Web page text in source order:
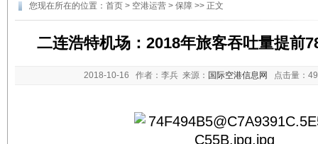
您现在所在的位置： 首页 > 空港运营 > 保障 >> 正文
二连浩特机场：2018年旅客吞吐量提前
2018-10-16 作者：李兵 来源： 国际空港信息网 点击量：